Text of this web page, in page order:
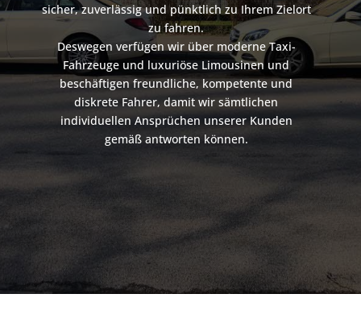
sicher, zuverlässig und pünktlich zu Ihrem Zielort
zu fahren.
Deswegen verfügen wir über moderne Taxi-
Fahrzeuge und luxuriöse Limousinen und
beschäftigen freundliche, kompetente und
diskrete Fahrer, damit wir sämtlichen
individuellen Ansprüchen unserer Kunden
gemäß antworten können.